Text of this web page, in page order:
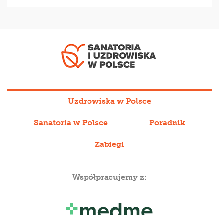
Uzdrowiska w Polsce
Sanatoria w Polsce Poradnik
Zabiegi
Współpracujemy z: